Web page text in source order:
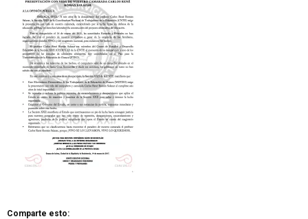
Comparte esto: